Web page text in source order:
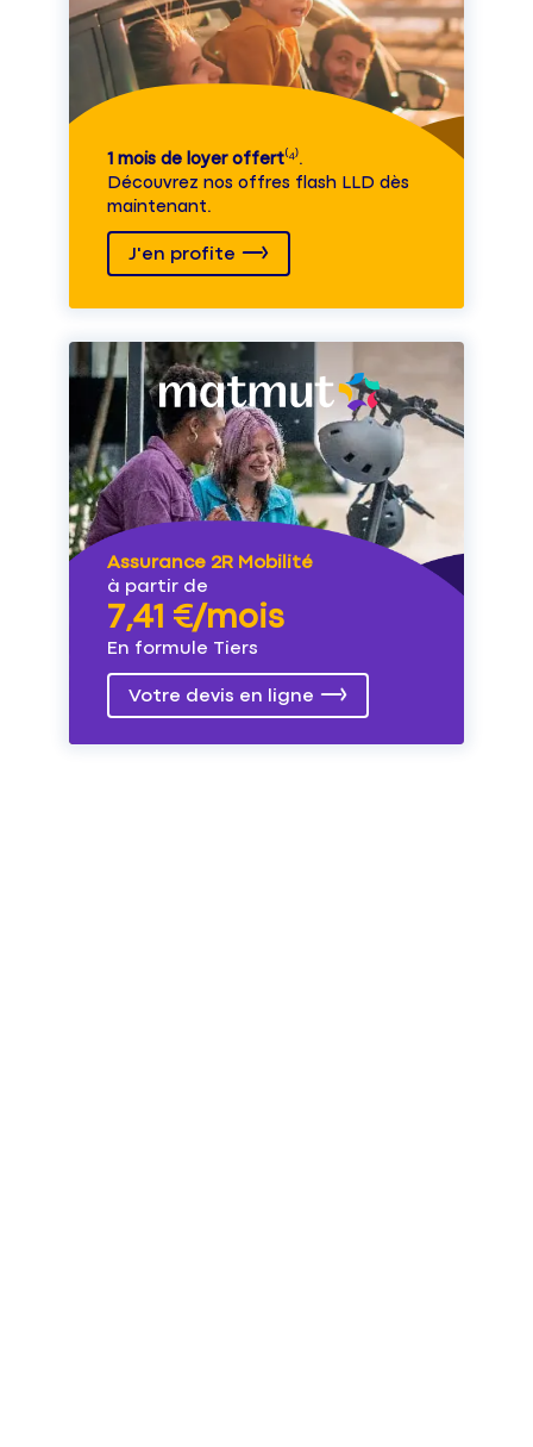
1 mois de loyer offert⁽⁴⁾.
Découvrez nos offres flash LLD dès
maintenant.
J'en profite
Assurance 2R Mobilité
à partir de
7,41 €/mois
En formule Tiers
Votre devis en ligne